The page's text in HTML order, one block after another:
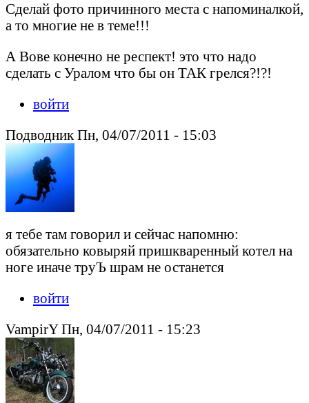
Сделай фото причинного места с напоминалкой,
а то многие не в теме!!!
А Вове конечно не респект! это что надо
сделать с Уралом что бы он ТАК грелся?!?!
войти
Подводник Пн, 04/07/2011 - 15:03
я тебе там говорил и сейчас напомню:
обязательно ковыряй пришкваренный котел на
ноге иначе труЪ шрам не останется
войти
VampirY Пн, 04/07/2011 - 15:23